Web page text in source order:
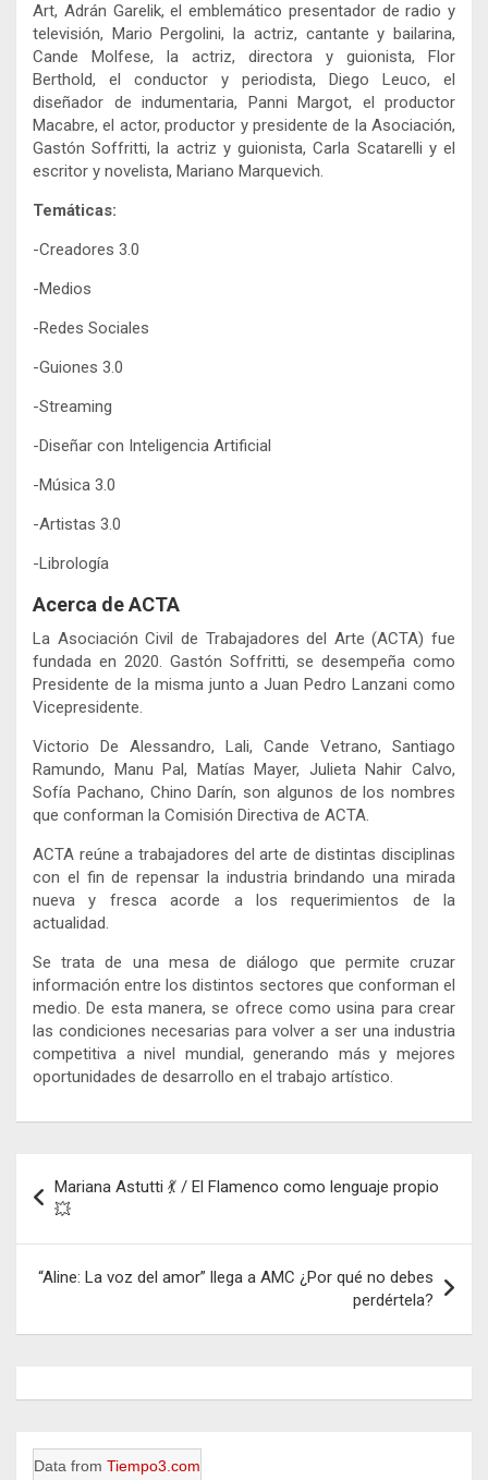
Art, Adrán Garelik, el emblemático presentador de radio y
televisión, Mario Pergolini, la actriz, cantante y bailarina,
Cande Molfese, la actriz, directora y guionista, Flor
Berthold, el conductor y periodista, Diego Leuco, el
diseñador de indumentaria, Panni Margot, el productor
Macabre, el actor, productor y presidente de la Asociación,
Gastón Soffritti, la actriz y guionista, Carla Scatarelli y el
escritor y novelista, Mariano Marquevich.
Temáticas:
-Creadores 3.0
-Medios
-Redes Sociales
-Guiones 3.0
-Streaming
-Diseñar con Inteligencia Artificial
-Música 3.0
-Artistas 3.0
-Librología
Acerca de ACTA
La Asociación Civil de Trabajadores del Arte (ACTA) fue
fundada en 2020. Gastón Soffritti, se desempeña como
Presidente de la misma junto a Juan Pedro Lanzani como
Vicepresidente.
Victorio De Alessandro, Lali, Cande Vetrano, Santiago
Ramundo, Manu Pal, Matías Mayer, Julieta Nahir Calvo,
Sofía Pachano, Chino Darín, son algunos de los nombres
que conforman la Comisión Directiva de ACTA.
ACTA reúne a trabajadores del arte de distintas disciplinas
con el fin de repensar la industria brindando una mirada
nueva y fresca acorde a los requerimientos de la
actualidad.
Se trata de una mesa de diálogo que permite cruzar
información entre los distintos sectores que conforman el
medio. De esta manera, se ofrece como usina para crear
las condiciones necesarias para volver a ser una industria
competitiva a nivel mundial, generando más y mejores
oportunidades de desarrollo en el trabajo artístico.
de
entradas
Mariana Astutti 💃 / El Flamenco como lenguaje propio
💥
“Aline: La voz del amor” llega a AMC ¿Por qué no debes
perdértela?
Data from Tiempo3.com